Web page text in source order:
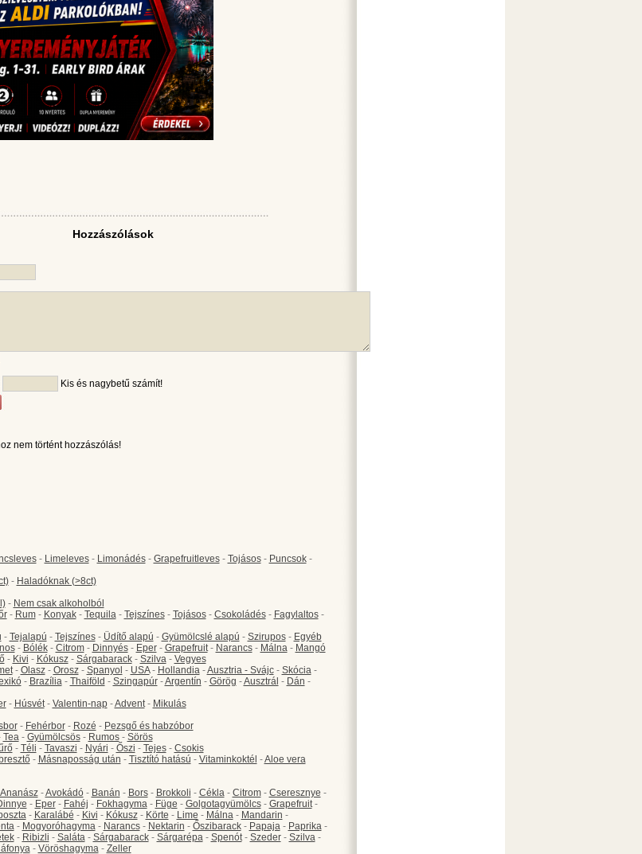
Hozzászólások
Kis és nagybetű számít!
nem történt hozzászólás!
- Limeleves- Limonádés- Grapefruitleves- Tojásos- Puncsok-
- Haladóknak (>8ct)
- Nem csak alkoholból
- Rum- Konyak- Tequila- Tejszínes- Tojásos- Csokoládés- Fagylaltos-
- Tejalapú - Tejszínes- Üdítő alapú - Gyümölcslé alapú - Szirupos- Egyéb
- Bólék- Citrom- Dinnyés- Eper- Grapefruit- Narancs- Málna- Mangó
- Kivi - Kókusz- Sárgabarack- Szilva- Vegyes
- Olasz- Orosz- Spanyol - USA- Hollandia-Ausztria - Svájc- Skócia-
- Brazília- Thaiföld - Szingapúr-Argentín - Görög -Ausztrál - Dán -
- Húsvét- Valentin-nap-Advent- Mikulás
- Fehérbor- Rozé - Pezsgő és habzóbor
Tea- Gyümölcsös- Rumos- Sörös
- Téli - Tavaszi - Nyári - Őszi - Tejes- Csokis
- Másnaposság után - Tisztító hatású - Vitaminkoktél -Aloe vera
Ananász-Avokádó- Banán - Bors- Brokkoli - Cékla- Citrom- Cseresznye -
- Eper- Fahéj - Fokhagyma- Füge - Golgotagyümölcs- Grapefruit-
- Karalábé - Kivi - Kókusz- Körte - Lime - Málna- Mandarin -
- Mogyoróhagyma- Narancs- Nektarin - Őszibarack- Papaja- Paprika-
- Ribizli - Saláta- Sárgabarack- Sárgarépa- Spenót- Szeder- Szilva-
- Vöröshagyma- Zeller